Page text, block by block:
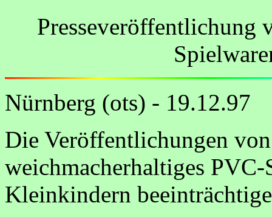
Presseveröffentlichung
Nürnberg (ots) - 19.12.97
Die Veröffentlichungen
weichmacherhaltiges
Kleinkindern